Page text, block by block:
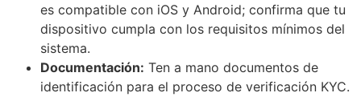
es compatible con iOS y Android; confirma que tu
dispositivo cumpla con los requisitos mínimos del
sistema.
Documentación: Ten a mano documentos de
identificación para el proceso de verificación KYC.